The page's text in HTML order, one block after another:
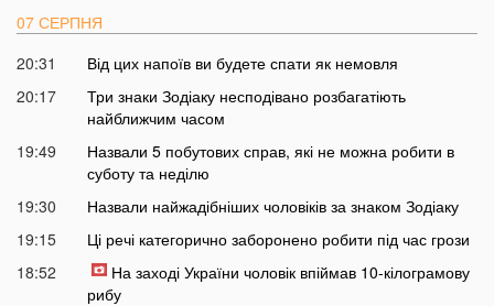
07 СЕРПНЯ
20:31
Від цих напоїв ви будете спати як немовля
20:17
Три знаки Зодіаку несподівано розбагатіють
найближчим часом
19:49
Назвали 5 побутових справ, які не можна робити в
суботу та неділю
19:30
Назвали найжадібніших чоловіків за знаком Зодіаку
19:15
Ці речі категорично заборонено робити під час грози
18:52
На заході України чоловік впіймав 10-кілограмову
рибу